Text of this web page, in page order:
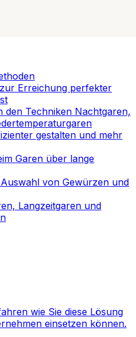
Erreichung perfekter
den Techniken Nachtgaren,
gestalten und mehr
Garen über lange
von Gewürzen und
Langzeitgaren und
wie Sie diese Lösung
einsetzen können.